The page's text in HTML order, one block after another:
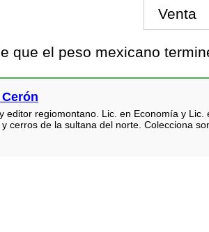
Venta
que el peso mexicano
editor regiomontano. Lic. en Economía y
cerros de la sultana del norte. Colecciona